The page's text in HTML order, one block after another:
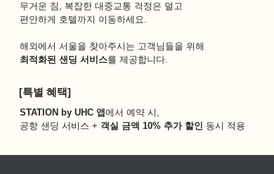
무거운 짐, 복잡한 대중교통 걱정은 덜고
편안하게 호텔까지 이동하세요.
해외에서 서울을 찾아주시는 고객님들을 위해
최적화된 샌딩 서비스를 제공합니다.
STATION by UHC 앱에서 예약 시,
공항 샌딩 서비스 + 객실 금액 10% 추가 할인 동시 적용
[특별 혜택]